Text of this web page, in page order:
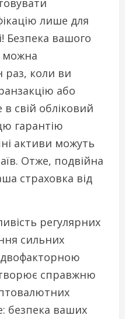
лише для
Безпека вашого
можна
раз, коли ви
або
свій обліковий
гарантію
активи можуть
Отже, подвійна
страховка від
регулярних
сильних
двофакторною
справжню
безпека ваших